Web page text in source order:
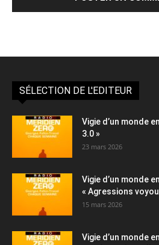
SÉLECTION DE L'EDITEUR
Vigie d’un monde
3.0 »
23 mars 2026
Vigie d’un monde
« Agressions
15 mars 2026
Vigie d’un monde